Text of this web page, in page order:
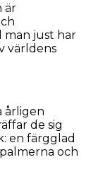
är
man just har
världens
årligen
de sig
en färgglad
och